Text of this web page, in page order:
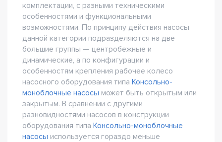
комплектации, с разными техническими
особенностями и функциональными
возможностями. По принципу действия насосы
данной категории подразделяются на две
большие группы — центробежные и
динамические, а по конфигурации и
особенностям крепления рабочее колесо
насосного оборудования типа Консольно-
моноблочные насосы может быть открытым или
закрытым. В сравнении с другими
разновидностями насосов в конструкции
оборудования типа Консольно-моноблочные
насосы используется гораздо меньше